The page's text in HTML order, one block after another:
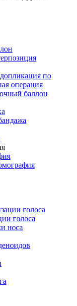
по
операция
баллон
голоса
голоса
носа